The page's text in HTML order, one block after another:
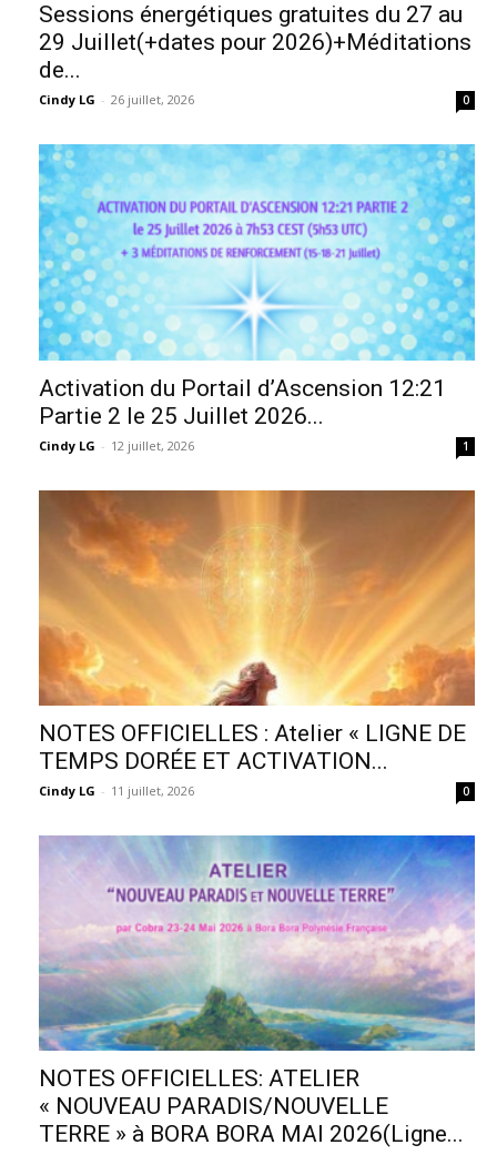
Sessions énergétiques gratuites du 27 au
29 Juillet(+dates pour 2026)+Méditations
de...
Cindy LG - 26 juillet, 2026 0
Activation du Portail d’Ascension 12:21
Partie 2 le 25 Juillet 2026...
Cindy LG - 12 juillet, 2026 1
NOTES OFFICIELLES : Atelier « LIGNE DE
TEMPS DORÉE ET ACTIVATION...
Cindy LG - 11 juillet, 2026 0
NOTES OFFICIELLES: ATELIER
« NOUVEAU PARADIS/NOUVELLE
TERRE » à BORA BORA MAI 2026(Ligne...